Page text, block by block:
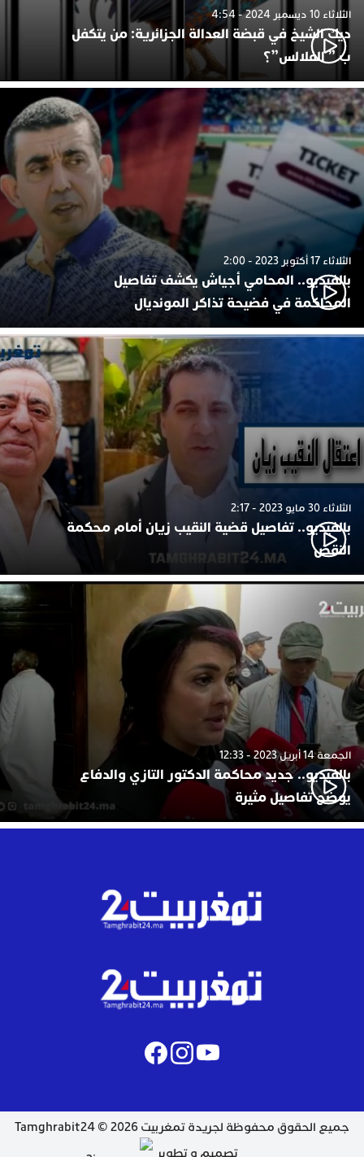
الثلاثاء 10 ديسمبر 2024 - 4:54
ديك الشيخ في قبضة العدالة الجزائرية: من يتكفل
ب ” الفلالس”؟
الثلاثاء 17 أكتوبر 2023 - 2:00
بالفيديو.. المحامي أجياش يكشف تفاصيل
المحاكمة في فضيحة تذاكر المونديال
الثلاثاء 30 مايو 2023 - 2:17
بالفيديو.. تفاصيل قضية النقيب زيان أمام محكمة
النقض
الجمعة 14 أبريل 2023 - 12:33
بالفيديو.. جديد محاكمة الدكتور التازي والدفاع
يوضح تفاصيل مثيرة
جميع الحقوق محفوظة لجريدة تمغربيت 2026 © Tamghrabit24
تصميم و تطوير